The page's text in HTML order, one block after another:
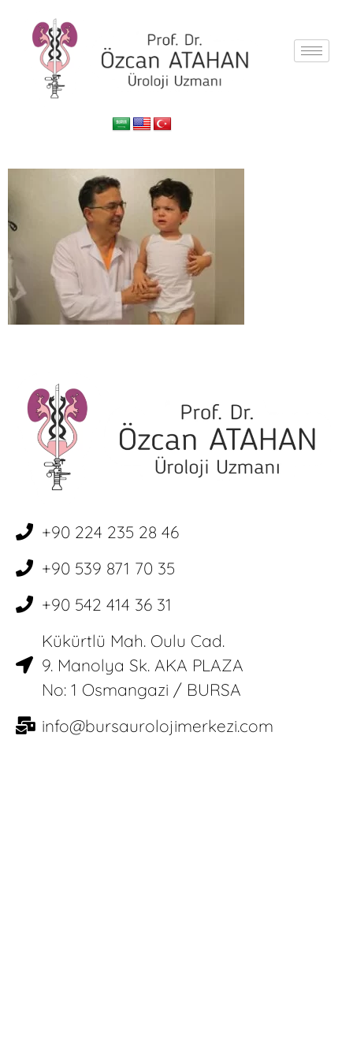
+90 224 235 28 46
+90 539 871 70 35
+90 542 414 36 31
Kükürtlü Mah. Oulu Cad.
9. Manolya Sk. AKA PLAZA
No: 1 Osmangazi / BURSA
info@bursaurolojimerkezi.com